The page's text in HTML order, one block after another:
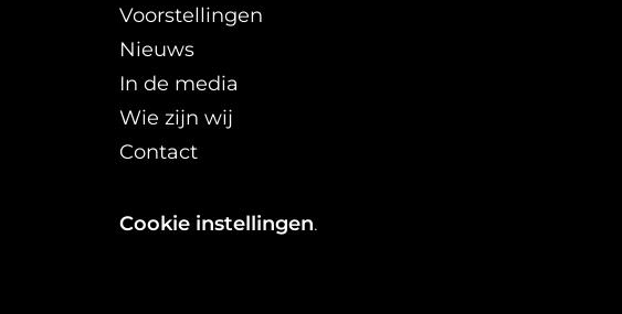
Voorstellingen
Nieuws
In de media
Wie zijn wij
Contact
Cookie instellingen.